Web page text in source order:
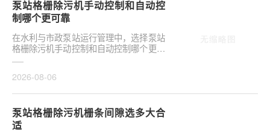
泵站格栅除污机手动控制和自动控
制哪个更可靠
在水利与市政泵站运行管理中，选择泵站
格栅除污机手动控制和自动控制哪个更可
靠，往往是项目决策的关键环节。这并非
2026-08-06
泵站格栅除污机栅条间隙选多大合
适